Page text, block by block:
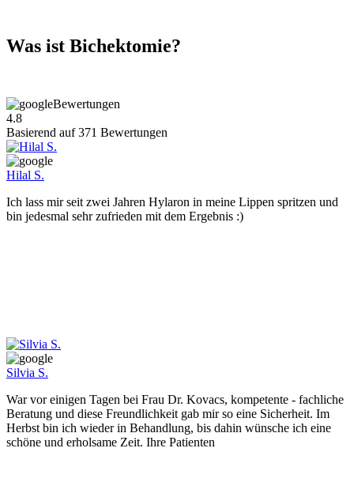
Was ist Bichektomie?
Bewertungen
4.8
Basierend auf371 Bewertungen
Hilal S.
Ich lass mir seit zwei Jahren Hylaron in meine Lippen spritzen und
bin jedesmal sehr zufrieden mit dem Ergebnis :)
Silvia S.
War vor einigen Tagen bei Frau Dr. Kovacs, kompetente - fachliche
Beratung und diese Freundlichkeit gab mir so eine Sicherheit. Im
Herbst bin ich wieder in Behandlung, bis dahin wünsche ich eine
schöne und erholsame Zeit. Ihre Patienten